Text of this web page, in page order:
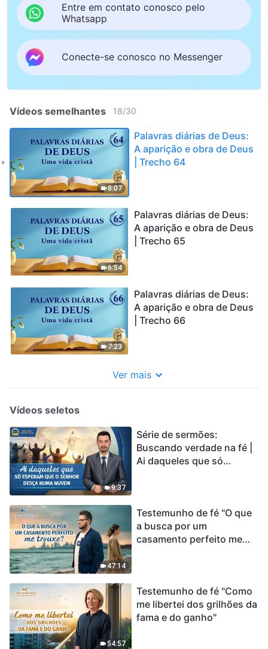
Entre em contato conosco pelo
Whatsapp
Conecte-se conosco no Messenger
Vídeos semelhantes 18/30
8:07
Palavras diárias de Deus:
A aparição e obra de Deus
| Trecho 64
6:54
Palavras diárias de Deus:
A aparição e obra de Deus
| Trecho 65
7:23
Palavras diárias de Deus:
A aparição e obra de Deus
| Trecho 66
Ver mais
Vídeos seletos
9:37
Série de sermões:
Buscando verdade na fé |
Ai daqueles que só
47:14
Testemunho de fé "O que
a busca por um
casamento perfeito me
54:57
Testemunho de fé "Como
me libertei dos grilhões da
fama e do ganho"